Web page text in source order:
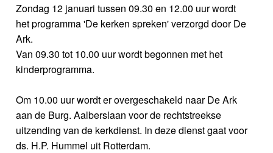
Zondag 12 januari tussen 09.30 en 12.00 uur wordt
het programma 'De kerken spreken' verzorgd door De
Ark.
Van 09.30 tot 10.00 uur wordt begonnen met het
kinderprogramma.
Om 10.00 uur wordt er overgeschakeld naar De Ark
aan de Burg. Aalberslaan voor de rechtstreekse
uitzending van de kerkdienst. In deze dienst gaat voor
ds. H.P. Hummel uit Rotterdam.